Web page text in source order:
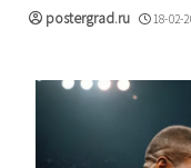
postergrad.ru 18-02-